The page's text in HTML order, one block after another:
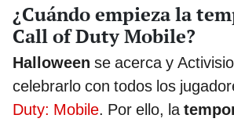
¿Cuándo empieza la
Call of Duty Mobile?
Halloween se acerca y
celebrarlo con todos los
Duty: Mobile. Por ello, la